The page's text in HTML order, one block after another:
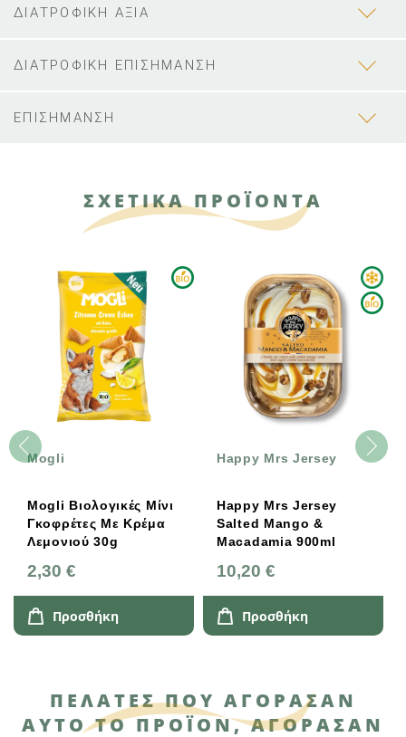
ΔΙΑΤΡΟΦΙΚΗ ΑΞΙΑ
ΔΙΑΤΡΟΦΙΚΗ ΕΠΙΣΗΜΑΝΣΗ
ΕΠΙΣΗΜΑΝΣΗ
ΣΧΕΤΙΚΑ ΠΡΟΪΟΝΤΑ
Mogli
Mogli Βιολογικές Μίνι
Γκοφρέτες Με Κρέμα
Λεμονιού 30g
2,30 €
Προσθήκη
Happy Mrs Jersey
Happy Mrs Jersey
Salted Mango &
Macadamia 900ml
10,20 €
Προσθήκη
ΠΕΛΆΤΕΣ ΠΟΥ ΑΓΌΡΑΣΑΝ
ΑΥΤΌ ΤΟ ΠΡΟΪΌΝ, ΑΓΌΡΑΣΑΝ